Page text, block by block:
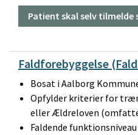
Patient skal selv tilmelde
Faldforebyggelse
Bosat i Aalborg
Opfylder kriterier for
eller Ældreloven
Faldende